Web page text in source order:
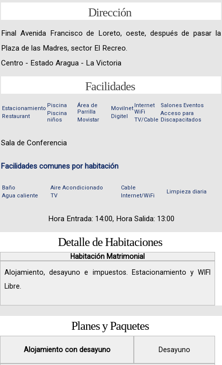
Dirección
Final Avenida Francisco de Loreto, oeste, después de pasar la
Plaza de las Madres, sector El Recreo.
Centro - Estado Aragua - La Victoria
Facilidades
Estacionamiento
Restaurant
Piscina
Piscina
niños
Área de
Parrilla
Movistar
Movilnet
Digitel
Internet
WiFi
TV/Cable
Salones Eventos
Acceso para
Discapacitados
Sala de Conferencia
Facilidades comunes por habitación
Baño
Agua caliente
Aire Acondicionado
TV
Cable
Internet/WiFi
Limpieza diaria
Hora Entrada: 14:00, Hora Salida: 13:00
Detalle de Habitaciones
Habitación Matrimonial
Alojamiento, desayuno e impuestos. Estacionamiento y WIFI
Libre.
Planes y Paquetes
Alojamiento con desayuno Desayuno